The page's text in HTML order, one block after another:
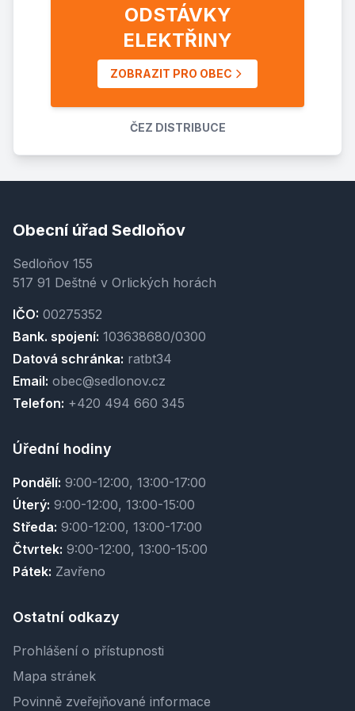
ODSTÁVKY
ELEKTŘINY
ZOBRAZIT PRO OBEC
ČEZ DISTRIBUCE
Obecní úřad Sedloňov
Sedloňov 155
517 91 Deštné v Orlických horách
IČO: 00275352
Bank. spojení: 103638680/0300
Datová schránka: ratbt34
Email: obec@sedlonov.cz
Telefon: +420 494 660 345
Úřední hodiny
Pondělí: 9:00-12:00, 13:00-17:00
Úterý: 9:00-12:00, 13:00-15:00
Středa: 9:00-12:00, 13:00-17:00
Čtvrtek: 9:00-12:00, 13:00-15:00
Pátek: Zavřeno
Ostatní odkazy
Prohlášení o přístupnosti
Mapa stránek
Povinně zveřejňované informace